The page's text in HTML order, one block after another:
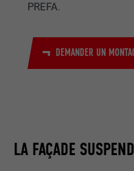
PREFA.
DEMANDER UN
LA FAÇADE
FOURNISSEUR
EXPIRATION
STATISTIQUES (SERVICES
nous aident à
Nous collectons des
utilisateur sur le site
COMPRIS)